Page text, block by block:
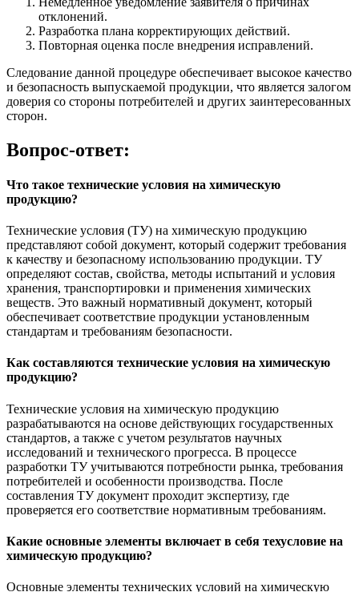
отклонений.
Разработка плана корректирующих действий.
Повторная оценка после внедрения исправлений.
Следование данной процедуре обеспечивает высокое качество
и безопасность выпускаемой продукции, что является залогом
доверия со стороны потребителей и других заинтересованных
сторон.
Вопрос-ответ:
Что такое технические условия на химическую
продукцию?
Технические условия (ТУ) на химическую продукцию
представляют собой документ, который содержит требования
к качеству и безопасному использованию продукции. ТУ
определяют состав, свойства, методы испытаний и условия
хранения, транспортировки и применения химических
веществ. Это важный нормативный документ, который
обеспечивает соответствие продукции установленным
стандартам и требованиям безопасности.
Как составляются технические условия на химическую
продукцию?
Технические условия на химическую продукцию
разрабатываются на основе действующих государственных
стандартов, а также с учетом результатов научных
исследований и технического прогресса. В процессе
разработки ТУ учитываются потребности рынка, требования
потребителей и особенности производства. После
составления ТУ документ проходит экспертизу, где
проверяется его соответствие нормативным требованиям.
Какие основные элементы включает в себя техусловие на
химическую продукцию?
Основные элементы технических условий на химическую